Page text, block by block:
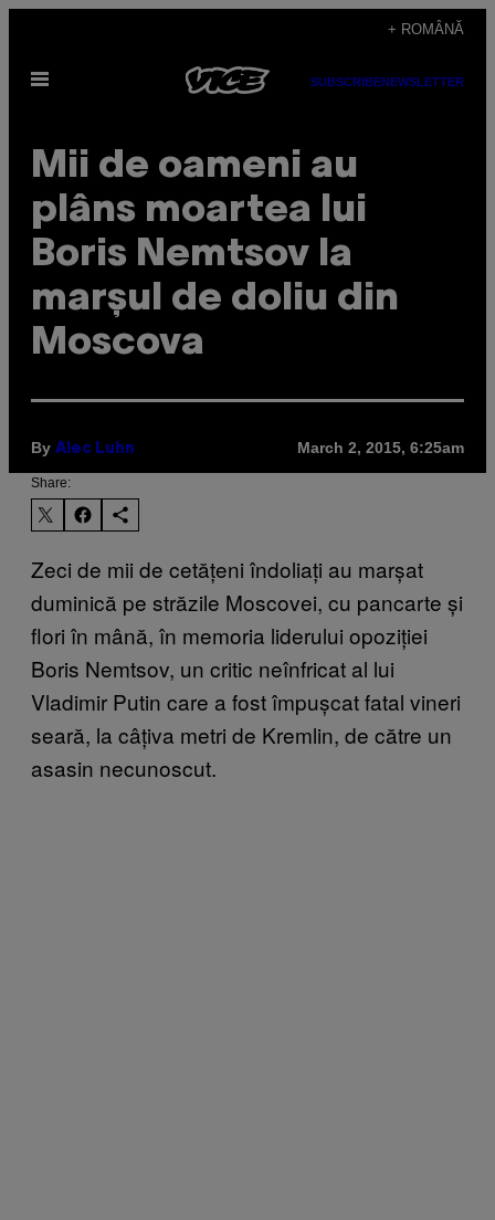
content
+ ROMÂNĂ
Open
SUBSCRIBENEWSLETTER
​Mii de oameni au
plâns moartea lui
Boris Nemtsov la
marșul de doliu din
Moscova
By Alec Luhn March 2, 2015, 6:25am
Share:
Zeci de mii de cetățeni îndoliați au marșat
duminică pe străzile Moscovei, cu pancarte și
flori în mână, în memoria liderului opoziției
Boris Nemtsov, un critic neînfricat al lui
Vladimir Putin care a fost împușcat fatal vineri
seară, la câțiva metri de Kremlin, de către un
asasin necunoscut.